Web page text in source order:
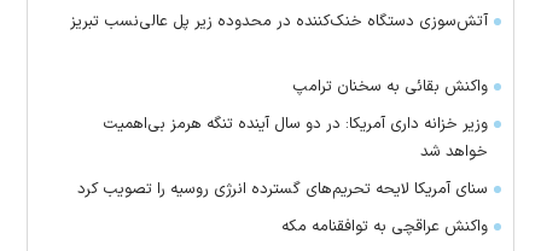
آتش‌سوزی دستگاه خنک‌کننده در محدوده زیر پل عالی‌نسب تبریز
واکنش بقائی به سخنان ترامپ
وزیر خزانه داری آمریکا: در دو سال آینده تنگه هرمز بی‌اهمیت
خواهد شد
سنای آمریکا لایحه تحریم‌های گسترده انرژی روسیه را تصویب کرد
واکنش عراقچی به توافقنامه مکه